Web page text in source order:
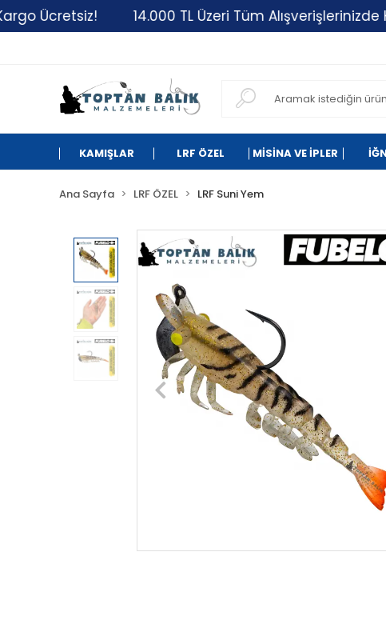
14.000 TL Üzeri Tüm Alışverişlerinizde Kargo
KAMIŞLAR LRF ÖZEL MİSİNA VE İPLER
Ana Sayfa LRF ÖZEL LRF Suni Yem